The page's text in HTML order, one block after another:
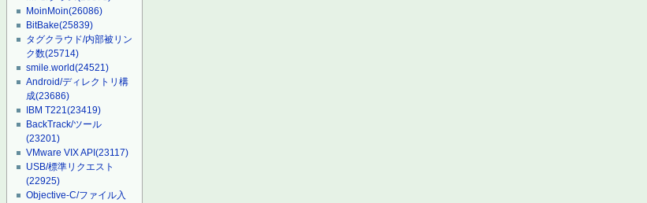
MoinMoin(26086)
BitBake(25839)
タグクラウド/内部被リン
ク数(25714)
smile.world(24521)
Android/ディレクトリ構
成(23686)
IBM T221(23419)
BackTrack/ツール
(23201)
VMware VIX API(23117)
USB/標準リクエスト
(22925)
Objective-C/ファイル入